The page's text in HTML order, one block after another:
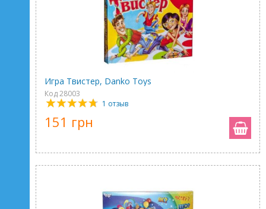
Игра Твистер, Danko Toys
Код 28003
1 отзыв
151 грн